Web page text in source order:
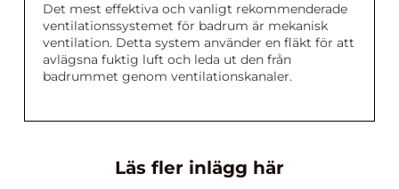
Det mest effektiva och vanligt rekommenderade
ventilationssystemet för badrum är mekanisk
ventilation. Detta system använder en fläkt för att
avlägsna fuktig luft och leda ut den från
badrummet genom ventilationskanaler.
Läs fler inlägg här